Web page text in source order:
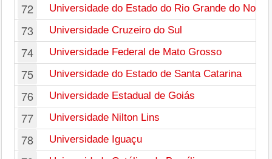
72 Universidade do Estado do Rio Grande do Norte
73 Universidade Cruzeiro do Sul
74 Universidade Federal de Mato Grosso
75 Universidade do Estado de Santa Catarina
76 Universidade Estadual de Goiás
77 Universidade Nilton Lins
78 Universidade Iguaçu